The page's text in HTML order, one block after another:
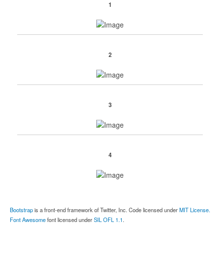
1
2
3
4
Bootstrapis a front-end framework of Twitter, Inc. Code licensed underMIT License.
Font Awesomefont licensed underSIL OFL 1.1.